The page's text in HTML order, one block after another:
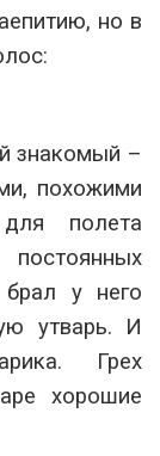
но в
знакомый –
похожими
полета
брал у него
утварь. И
Грех
хорошие